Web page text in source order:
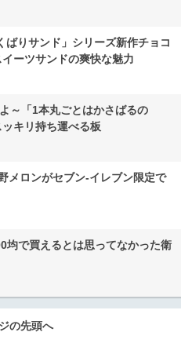
ばりサンド」シリーズ新作チョコ
ーツサンドの爽快な魅力
～「1本丸ごとはかさばるの
キリ持ち運べる板
ロンがセブン‐イレブン限定で
で買えるとは思ってなかった衛
の先頭へ